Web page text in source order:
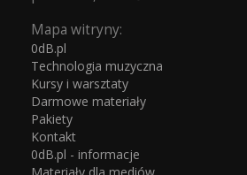
Mapa witryny:
0dB.pl
Technologia muzyczna
Kursy i warsztaty
Darmowe materiały
Pakiety
Kontakt
0dB.pl - informacje